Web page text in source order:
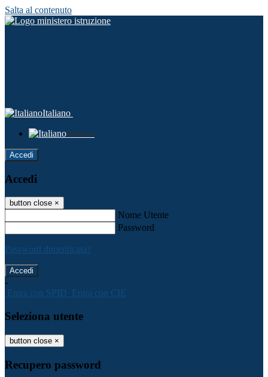
Salta al contenuto
Italiano
Italiano
Accedi
Accedi
button close ×
Nome Utente
Password
Password dimenticata?
-
Entra con SPID Entra con CIE
Seleziona utente
button close ×
Recupero password